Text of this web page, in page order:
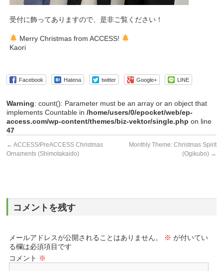
受付に飾ってありますので、是非ご覧ください！
Merry Christmas from ACCESS!
Kaori
Facebook Hatena twitter Google+ LINE
Warning: count(): Parameter must be an array or an object that
implements Countable in/home/users/0/epocket/web/ep-
access.com/wp-content/themes/biz-vektor/single.php on line
47
← ACCESS/PreACCESS Christmas
Ornaments (Shimotakaido)
Monthly Theme: Christmas Spirit
(Ogikubo) →
コメントを残す
メールアドレスが公開されることはありません。 ※ が付いてい
る欄は必須項目です
コメント ※